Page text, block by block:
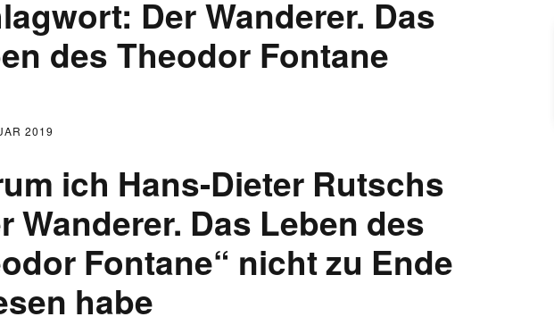
FONTANE 2.0.0
FONTANE-
FORSCHER*INNEN
Der Wanderer. Das
des Theodor Fontane
2019
ich Hans-Dieter Rutschs
Wanderer. Das Leben des
Fontane“ nicht zu Ende
habe